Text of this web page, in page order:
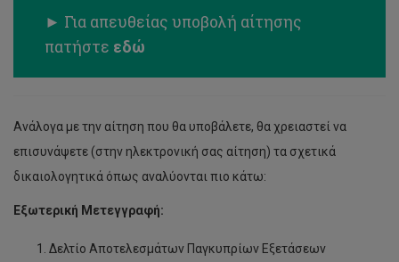
► Για απευθείας υποβολή αίτησης
πατήστε εδώ
Ανάλογα με την αίτηση που θα υποβάλετε, θα χρειαστεί να
επισυνάψετε (στην ηλεκτρονική σας αίτηση) τα σχετικά
δικαιολογητικά όπως αναλύονται πιο κάτω:
Εξωτερική Μετεγγραφή:
Δελτίο Αποτελεσμάτων Παγκυπρίων Εξετάσεων